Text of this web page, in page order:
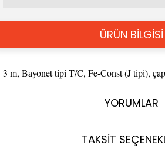
ÜRÜN BİLGİSİ
3 m, Bayonet tipi T/C, Fe-Const (J tipi),
YORUMLAR
TAKSİT